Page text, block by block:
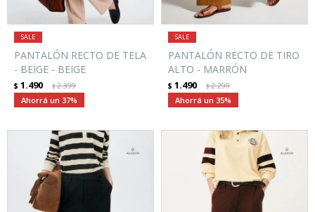
PANTALÓN RECTO DE TELA
- BEIGE - BEIGE
$ 1.490 $2.399
37
PANTALÓN RECTO DE TIRO
ALTO - MARRÓN
$ 1.490 $2.299
35